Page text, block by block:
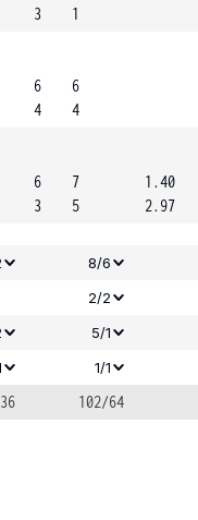
3
1
6
4
6
4
6
3
7
5
1.40
2.97
8/6
2/2
5/1
1/1
102/64